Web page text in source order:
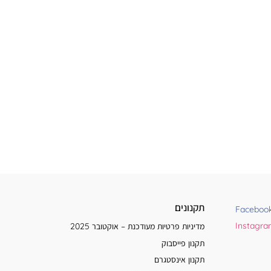
תקנונים
מדיניות פרטיות מעודכנת – אוקטובר 2025
תקנון פייסבוק
תקנון אינסטגרם